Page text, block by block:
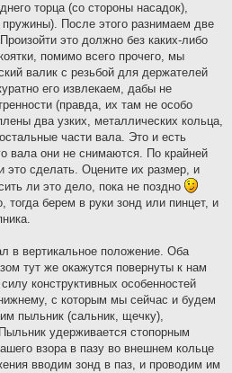
торца (со стороны насадок),
пружины). После этого разнимаем две
это должно без каких-либо
помимо всего прочего, мы
валик с резьбой для держателей
его извлекаем, дабы не
(правда, их там не особо
два узких, металлических кольца,
части вала. Это и есть
вала они не снимаются. По крайней
это сделать. Оцените их размер, и
ли это дело, пока не поздно
тогда берем в руки зонд или пинцет, и
в вертикальное положение. Оба
тут же окажутся повернуты к нам
конструктивных особенностей
с которым мы сейчас и будем
пыльник (сальник, щечку),
удерживается стопорным
взора в пазу во внешнем кольце
вводим зонд в паз, и проводим им